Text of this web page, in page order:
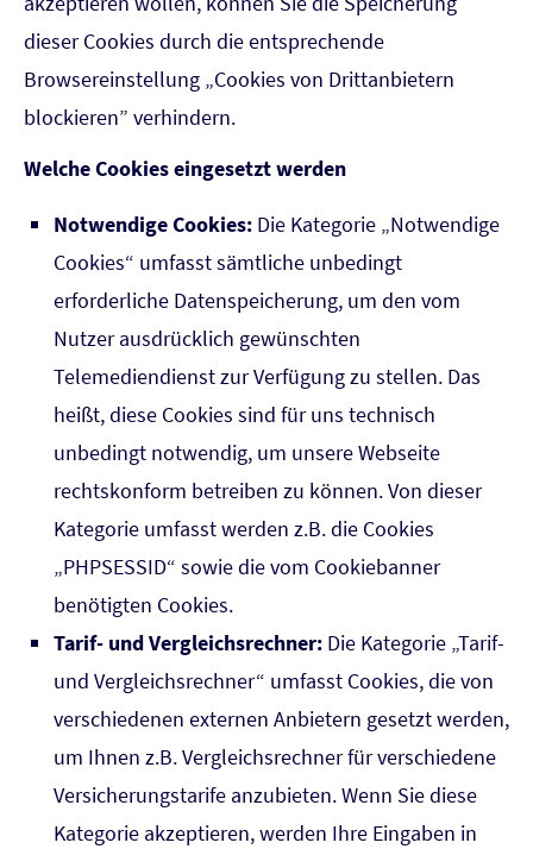
dieser Cookies durch die entsprechende
Browsereinstellung „Cookies von Drittanbietern
blockieren” verhindern.
Welche Cookies eingesetzt werden
Notwendige Cookies: Die Kategorie „Notwendige
Cookies“ umfasst sämtliche unbedingt
erforderliche Datenspeicherung, um den vom
Nutzer ausdrücklich gewünschten
Telemediendienst zur Verfügung zu stellen. Das
heißt, diese Cookies sind für uns technisch
unbedingt notwendig, um unsere Webseite
rechtskonform betreiben zu können. Von dieser
Kategorie umfasst werden z.B. die Cookies
„PHPSESSID“ sowie die vom Cookiebanner
benötigten Cookies.
Tarif- und Vergleichsrechner: Die Kategorie „Tarif-
und Vergleichsrechner“ umfasst Cookies, die von
verschiedenen externen Anbietern gesetzt werden,
um Ihnen z.B. Vergleichsrechner für verschiedene
Versicherungstarife anzubieten. Wenn Sie diese
Kategorie akzeptieren, werden Ihre Eingaben in